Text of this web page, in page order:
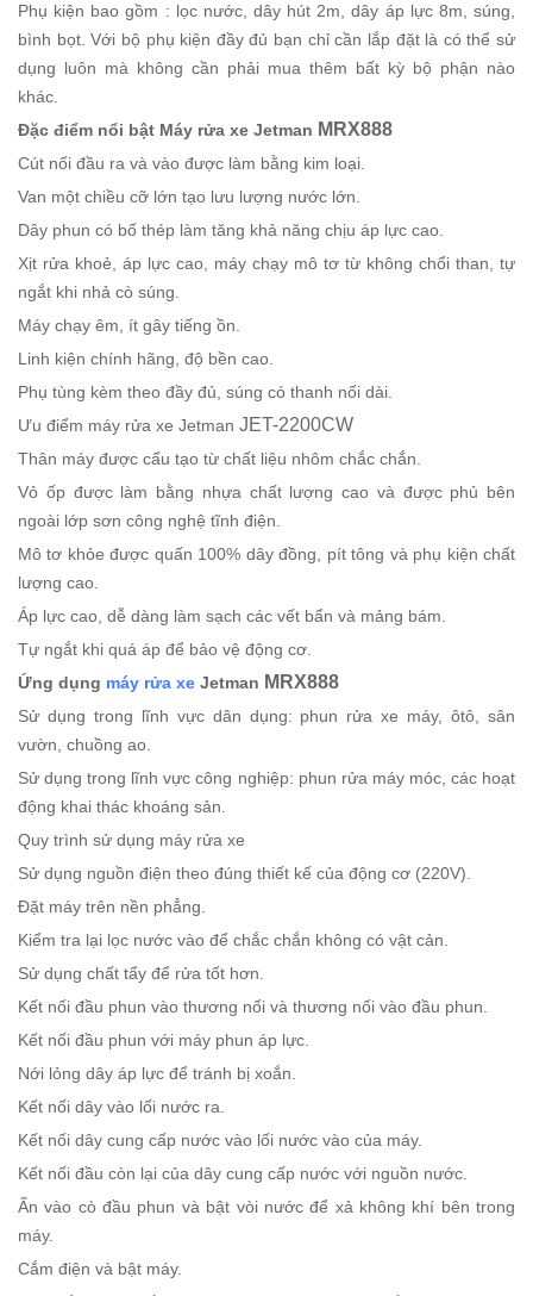
Phụ kiện bao gồm : lọc nước, dây hút 2m, dây áp lực 8m, súng,
bình bọt. Với bộ phụ kiện đầy đủ bạn chỉ cần lắp đặt là có thể sử
dụng luôn mà không cần phải mua thêm bất kỳ bộ phận nào
khác.
Đặc điểm nổi bật Máy rửa xe Jetman MRX888
Cút nối đầu ra và vào được làm bằng kim loại.
Van một chiều cỡ lớn tạo lưu lượng nước lớn.
Dây phun có bố thép làm tăng khả năng chịu áp lực cao.
Xịt rửa khoẻ, áp lực cao, máy chạy mô tơ từ không chổi than, tự
ngắt khi nhả cò súng.
Máy chạy êm, ít gây tiếng ồn.
Linh kiện chính hãng, độ bền cao.
Phụ tùng kèm theo đầy đủ, súng có thanh nối dài.
Ưu điểm máy rửa xe Jetman JET-2200CW
Thân máy được cấu tạo từ chất liệu nhôm chắc chắn.
Vỏ ốp được làm bằng nhựa chất lượng cao và được phủ bên
ngoài lớp sơn công nghệ tĩnh điện.
Mô tơ khỏe được quấn 100% dây đồng, pít tông và phụ kiện chất
lượng cao.
Áp lực cao, dễ dàng làm sạch các vết bẩn và mảng bám.
Tự ngắt khi quá áp để bảo vệ động cơ.
Ứng dụng máy rửa xe Jetman MRX888
Sử dụng trong lĩnh vực dân dụng: phun rửa xe máy, ôtô, sân
vườn, chuồng ao.
Sử dụng trong lĩnh vực công nghiệp: phun rửa máy móc, các hoạt
động khai thác khoáng sản.
Quy trình sử dụng máy rửa xe
Sử dụng nguồn điện theo đúng thiết kế của động cơ (220V).
Đặt máy trên nền phẳng.
Kiểm tra lại lọc nước vào để chắc chắn không có vật cản.
Sử dụng chất tẩy để rửa tốt hơn.
Kết nối đầu phun vào thương nối và thương nối vào đầu phun.
Kết nối đầu phun với máy phun áp lực.
Nới lỏng dây áp lực để tránh bị xoắn.
Kết nối dây vào lối nước ra.
Kết nối dây cung cấp nước vào lối nước vào của máy.
Kết nối đầu còn lại của dây cung cấp nước với nguồn nước.
Ấn vào cò đầu phun và bật vòi nước để xả không khí bên trong
máy.
Cắm điện và bật máy.